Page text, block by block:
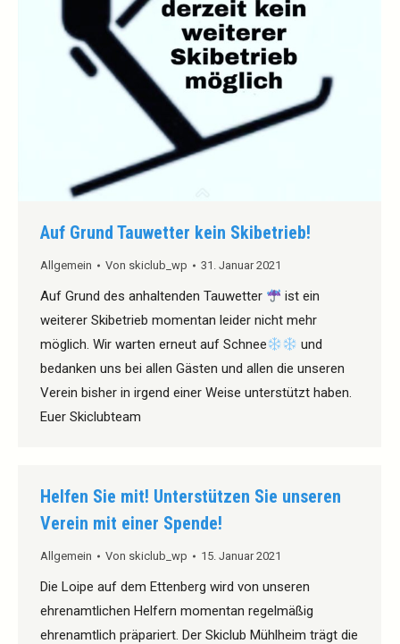
Auf Grund Tauwetter kein Skibetrieb!
Allgemein Von skiclub_wp 31. Januar 2021
Auf Grund des anhaltenden Tauwetter
ist ein
weiterer Skibetrieb momentan leider nicht mehr
möglich. Wir warten erneut auf Schnee
und
bedanken uns bei allen Gästen und allen die unseren
Verein bisher in irgend einer Weise unterstützt haben.
Euer Skiclubteam
Helfen Sie mit! Unterstützen Sie unseren
Verein mit einer Spende!
Allgemein Von skiclub_wp 15. Januar 2021
Die Loipe auf dem Ettenberg wird von unseren
ehrenamtlichen Helfern momentan regelmäßig
ehrenamtlich präpariert. Der Skiclub Mühlheim trägt die